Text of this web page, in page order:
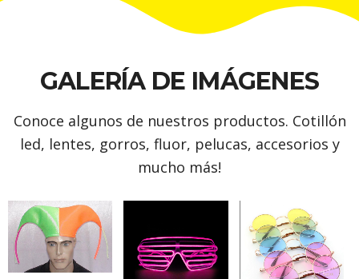
GALERÍA DE IMÁGENES
Conoce algunos de nuestros productos. Cotillón
led, lentes, gorros, fluor, pelucas, accesorios y
mucho más!